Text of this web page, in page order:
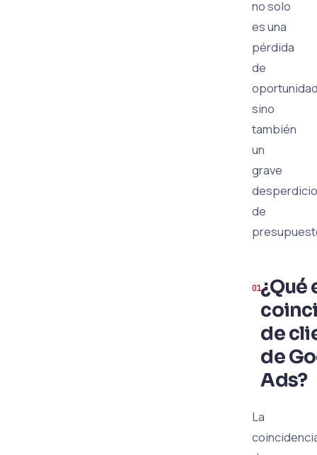
no solo
es una
pérdida
de
sino
también
un
grave
desperdicio
de
¿Qué
de
de
Ads?
La